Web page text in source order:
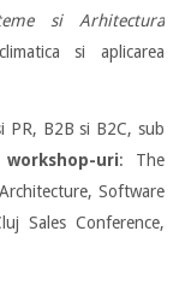
si Arhitectura
si aplicarea
PR, B2B si B2C, sub
uri: The
Software
Sales Conference,